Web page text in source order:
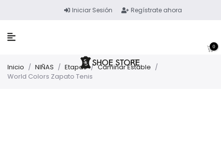
Iniciar Sesión Regístrate ahora
0
Inicio / NIÑAS / Etapas / Caminar Estable /
World Colors Zapato Tenis